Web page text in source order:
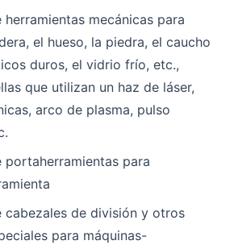
mecánicas para
el hueso, la piedra, el caucho
duros, el vidrio frío, etc.,
que utilizan un haz de láser,
arco de plasma, pulso
para
cabezales de división y otros
para máquinas-